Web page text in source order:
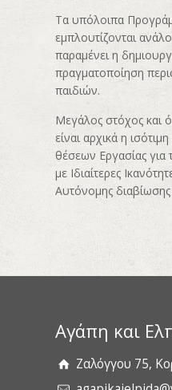
Τα υπόλοιπα
εμπλουτίζονται
παραμένει η
πραγματοποίηση
παιδιών.
Μεγάλος στόχος και
είναι αρχικά η
θέσεων Εργασίας
με Ιδιαίτερες
Αυτόνομης
Αγάπη και
Ζαλόγγου 75,